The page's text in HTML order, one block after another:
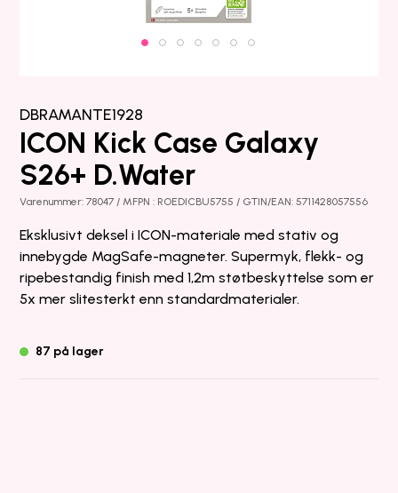
DBRAMANTE1928
ICON Kick Case Galaxy
S26+ D.Water
Varenummer: 78047 / MFPN : ROEDICBU5755 / GTIN/EAN: 5711428057556
Eksklusivt deksel i ICON-materiale med stativ og
innebygde MagSafe-magneter. Supermyk, flekk- og
ripebestandig finish med 1,2m støtbeskyttelse som er
5x mer slitesterkt enn standardmaterialer.
87 på lager